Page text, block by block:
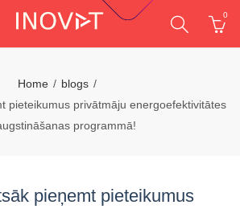
0
Home
blogs
pieteikumus privātmāju energoefektivitātes
programmā!
pieņemt pieteikumus